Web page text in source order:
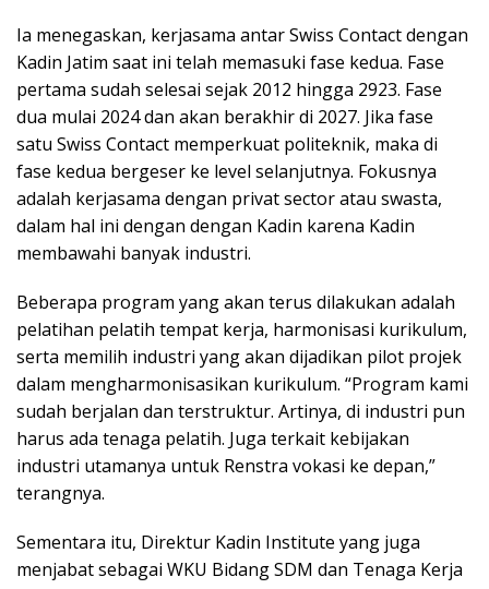
Ia menegaskan, kerjasama antar Swiss Contact dengan
Kadin Jatim saat ini telah memasuki fase kedua. Fase
pertama sudah selesai sejak 2012 hingga 2923. Fase
dua mulai 2024 dan akan berakhir di 2027. Jika fase
satu Swiss Contact memperkuat politeknik, maka di
fase kedua bergeser ke level selanjutnya. Fokusnya
adalah kerjasama dengan privat sector atau swasta,
dalam hal ini dengan dengan Kadin karena Kadin
membawahi banyak industri.
Beberapa program yang akan terus dilakukan adalah
pelatihan pelatih tempat kerja, harmonisasi kurikulum,
serta memilih industri yang akan dijadikan pilot projek
dalam mengharmonisasikan kurikulum. “Program kami
sudah berjalan dan terstruktur. Artinya, di industri pun
harus ada tenaga pelatih. Juga terkait kebijakan
industri utamanya untuk Renstra vokasi ke depan,”
terangnya.
Sementara itu, Direktur Kadin Institute yang juga
menjabat sebagai WKU Bidang SDM dan Tenaga Kerja